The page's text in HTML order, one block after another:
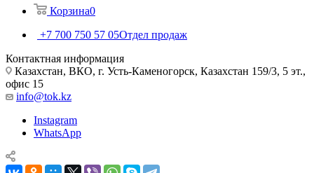
Корзина0
+7 700 750 57 05Отдел продаж
Контактная информация
Казахстан, ВКО, г. Усть-Каменогорск, Казахстан 159/3, 5 эт.,
офис 15
info@tok.kz
Instagram
WhatsApp